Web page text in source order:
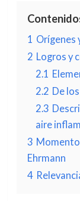
1 Orígenes
2 Logros y
2.1
2.2 De
2.3
aire
3
Ehrmann
4